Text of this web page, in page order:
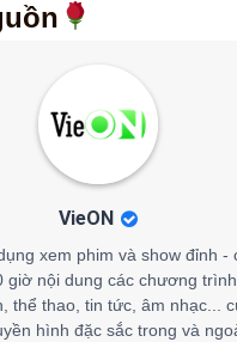
VieON
xem phim và show đỉnh -
giờ nội dung các chương
thể thao, tin tức, âm nhạc...
hình đặc sắc trong và